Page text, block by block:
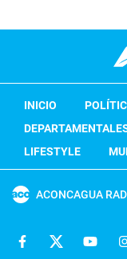
INICIO
LIFESTYLE
ACONCAGUA